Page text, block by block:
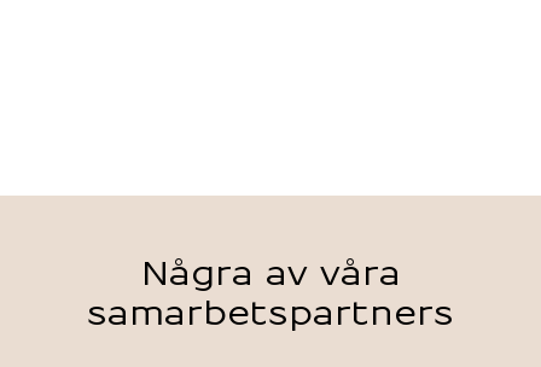
Några av våra
samarbetspartners